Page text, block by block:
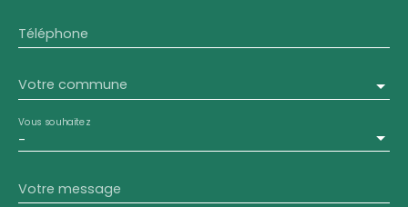
Téléphone
Votre commune
-
Vous souhaitez
Votre message